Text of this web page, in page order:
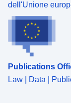
dell'Unione
Publications
Law | Data |